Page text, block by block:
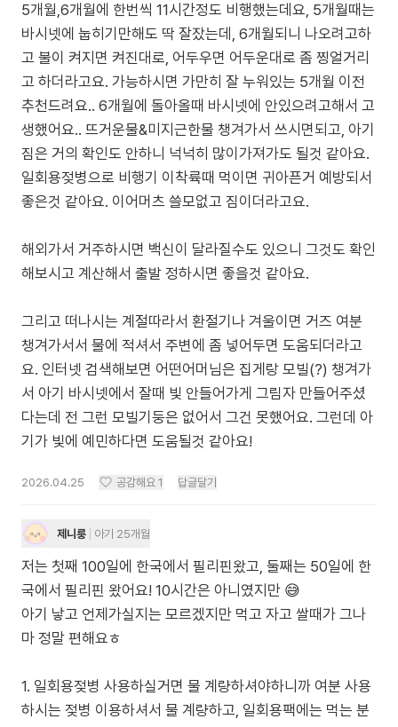
5개월,6개월에 한번씩 11시간정도 비행했는데요, 5개월때는
바시넷에 눕히기만해도 딱 잘잤는데, 6개월되니 나오려고하
고 불이 켜지면 켜진대로, 어두우면 어두운대로 좀 찡얼거리
고 하더라고요. 가능하시면 가만히 잘 누워있는 5개월 이전
추천드려요.. 6개월에 돌아올때 바시넷에 안있으려고해서 고
생했어요.. 뜨거운물&미지근한물 챙겨가서 쓰시면되고, 아기
짐은 거의 확인도 안하니 넉넉히 많이가져가도 될것 같아요.
일회용젖병으로 비행기 이착륙때 먹이면 귀아픈거 예방되서
좋은것 같아요. 이어머츠 쓸모없고 짐이더라고요.
해외가서 거주하시면 백신이 달라질수도 있으니 그것도 확인
해보시고 계산해서 출발 정하시면 좋을것 같아요.
그리고 떠나시는 계절따라서 환절기나 겨울이면 거즈 여분
챙겨가서서 물에 적셔서 주변에 좀 넣어두면 도움되더라고
요. 인터넷 검색해보면 어떤어머님은 집게랑 모빌(?) 챙겨가
서 아기 바시넷에서 잘때 빛 안들어가게 그림자 만들어주셨
다는데 전 그런 모빌기둥은 없어서 그건 못했어요. 그런데 아
기가 빛에 예민하다면 도움될것 같아요!
2026.04.25 공감해요 1 답글달기
제니룽 아기 25개월
저는 첫째 100일에 한국에서 필리핀왔고, 둘째는 50일에 한
국에서 필리핀 왔어요! 10시간은 아니였지만 😅
아기 낳고 언제가실지는 모르겠지만 먹고 자고 쌀때가 그나
마 정말 편해요ㅎ
1. 일회용젖병 사용하실거면 물 계량하셔야하니까 여분 사용
하시는 젖병 이용하셔서 물 계량하고, 일회용팩에는 먹는 분